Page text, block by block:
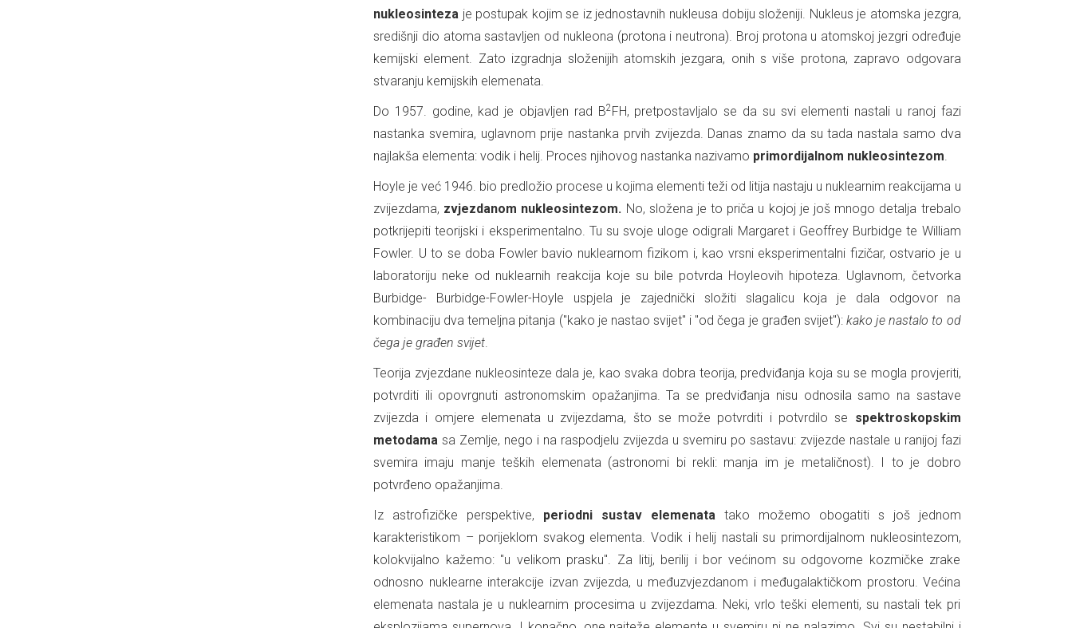
nukleosinteza je postupak kojim se iz jednostavnih nukleusa dobiju složeniji. Nukleus je atomska jezgra,
središnji dio atoma sastavljen od nukleona (protona i neutrona). Broj protona u atomskoj jezgri određuje
kemijski element. Zato izgradnja složenijih atomskih jezgara, onih s više protona, zapravo odgovara
stvaranju kemijskih elemenata.
Do 1957. godine, kad je objavljen rad B2FH, pretpostavljalo se da su svi elementi nastali u ranoj fazi
nastanka svemira, uglavnom prije nastanka prvih zvijezda. Danas znamo da su tada nastala samo dva
najlakša elementa: vodik i helij. Proces njihovog nastanka nazivamo primordijalnom nukleosintezom.
Hoyle je već 1946. bio predložio procese u kojima elementi teži od litija nastaju u nuklearnim reakcijama u
zvijezdama, zvjezdanom nukleosintezom. No, složena je to priča u kojoj je još mnogo detalja trebalo
potkrijepiti teorijski i eksperimentalno. Tu su svoje uloge odigrali Margaret i Geoffrey Burbidge te William
Fowler. U to se doba Fowler bavio nuklearnom fizikom i, kao vrsni eksperimentalni fizičar, ostvario je u
laboratoriju neke od nuklearnih reakcija koje su bile potvrda Hoyleovih hipoteza. Uglavnom, četvorka
Burbidge- Burbidge-Fowler-Hoyle uspjela je zajednički složiti slagalicu koja je dala odgovor na
kombinaciju dva temeljna pitanja ("kako je nastao svijet" i "od čega je građen svijet"): kako je nastalo to od
čega je građen svijet.
Teorija zvjezdane nukleosinteze dala je, kao svaka dobra teorija, predviđanja koja su se mogla provjeriti,
potvrditi ili opovrgnuti astronomskim opažanjima. Ta se predviđanja nisu odnosila samo na sastave
zvijezda i omjere elemenata u zvijezdama, što se može potvrditi i potvrdilo se spektroskopskim
metodama sa Zemlje, nego i na raspodjelu zvijezda u svemiru po sastavu: zvijezde nastale u ranijoj fazi
svemira imaju manje teških elemenata (astronomi bi rekli: manja im je metaličnost). I to je dobro
potvrđeno opažanjima.
Iz astrofizičke perspektive, periodni sustav elemenatatako možemo obogatiti s još jednom
karakteristikom – porijeklom svakog elementa. Vodik i helij nastali su primordijalnom nukleosintezom,
kolokvijalno kažemo: "u velikom prasku". Za litij, berilij i bor većinom su odgovorne kozmičke zrake
odnosno nuklearne interakcije izvan zvijezda, u međuzvjezdanom i međugalaktičkom prostoru. Većina
elemenata nastala je u nuklearnim procesima u zvijezdama. Neki, vrlo teški elementi, su nastali tek pri